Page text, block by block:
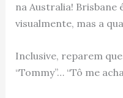
na Australia! Brisbane
visualmente, mas a
Inclusive, reparem
“Tommy”… “Tô me